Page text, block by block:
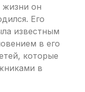
жизни он
Его
известным
в его
которые
в